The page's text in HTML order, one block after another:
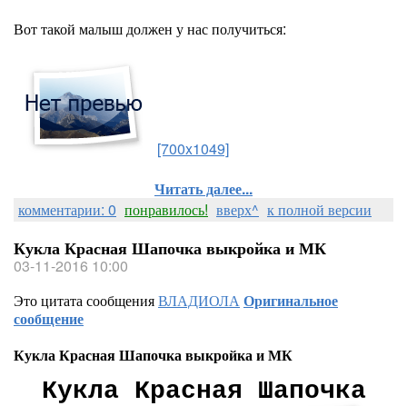
Вот такой малыш должен у нас получиться:
[700x1049]
Читать далее...
комментарии: 0 понравилось! вверх^ к полной версии
Кукла Красная Шапочка выкройка и МК
03-11-2016 10:00
Это цитата сообщенияВЛАДИОЛАОригинальное
сообщение
Кукла Красная Шапочка выкройка и МК
Кукла Красная Шапочка